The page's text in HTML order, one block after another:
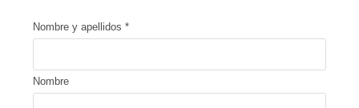
Nombre y apellidos*
Nombre